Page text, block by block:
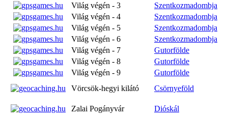
Világ végén - 3
Szentkozmadombja
Világ végén - 4
Szentkozmadombja
Világ végén - 5
Szentkozmadombja
Világ végén - 6
Szentkozmadombja
Világ végén - 7
Gutorfölde
Világ végén - 8
Gutorfölde
Világ végén - 9
Gutorfölde
Vörcsök-hegyi kilátó
Csörnyeföld
Zalai Pogányvár
Dióskál